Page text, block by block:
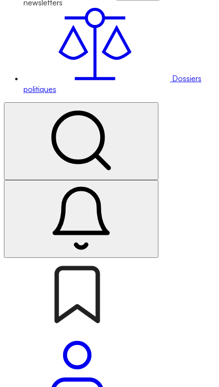
newsletters
Dossiers
politiques